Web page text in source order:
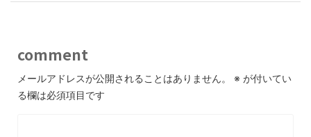
comment
メールアドレスが公開されることはありません。 ※ が付いてい
る欄は必須項目です